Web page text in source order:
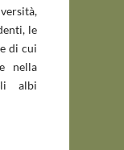
le
di cui
nella
albi